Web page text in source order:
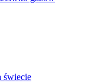
świecie